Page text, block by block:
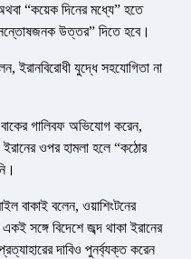
“কয়েক দিনের মধ্যে” হতে
উত্তর” দিতে হবে।
ইরানবিরোধী যুদ্ধে সহযোগিতা না
গালিবফ অভিযোগ করেন,
ওপর হামলা হলে “কঠোর
বাকাই বলেন, ওয়াশিংটনের
সঙ্গে বিদেশে জব্দ থাকা ইরানের
দাবিও পুনর্ব্যক্ত করেন